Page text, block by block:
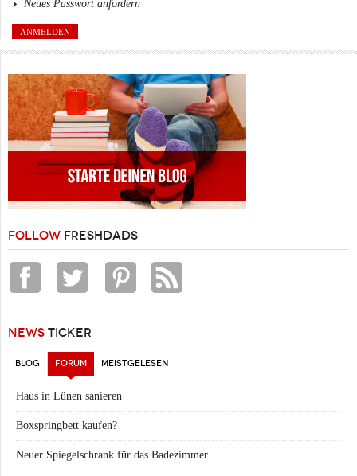
Neues Passwort anfordern
FOLLOW FRESHDADS
NEWS TICKER
BLOG FORUM (AKTIVER REITER)
MEISTGELESEN
Haus in Lünen sanieren
Boxspringbett kaufen?
Neuer Spiegelschrank für das Badezimmer